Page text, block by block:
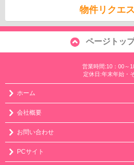
物件リクエ
ページトッ
営業時間:10：00～
定休日:年末年始・
ホーム
会社概要
お問い合わせ
PCサイト